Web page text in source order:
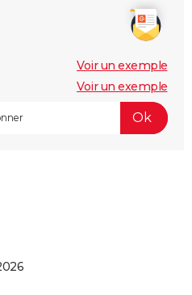
Voir un exemple
Voir un exemple